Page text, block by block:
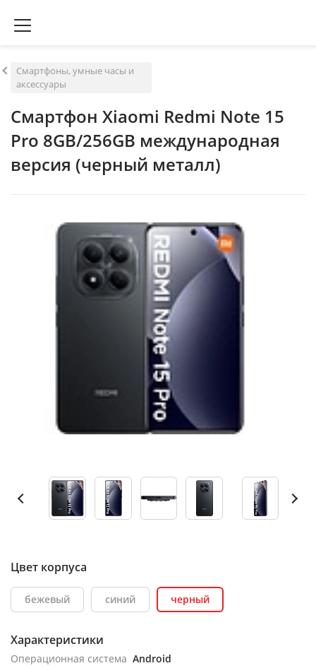
Смартфоны, умные часы и
аксессуары
Смартфон Xiaomi Redmi Note 15
Pro 8GB/256GB международная
версия (черный металл)
Цвет корпуса
бежевый синий черный
Характеристики
Операционная система Android